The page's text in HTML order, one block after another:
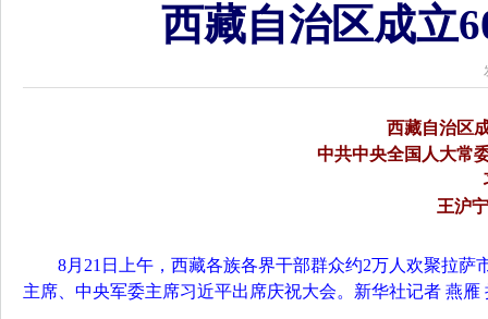
西藏自治区成立
西藏自治区
中共中央全国人大常
王沪
8月21日上午，西藏各族各界干部群众约2万人欢聚拉
主席、中央军委主席习近平出席庆祝大会。新华社记者 燕雁